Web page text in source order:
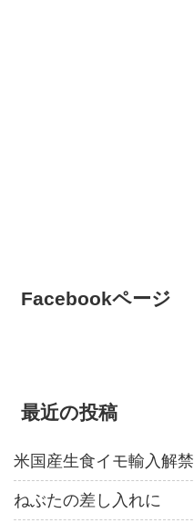
Facebookページ
最近の投稿
米国産生食イモ輸入解禁
ねぶたの差し入れに